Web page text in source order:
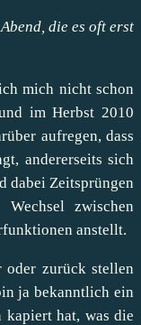
die es oft erst
mich nicht schon
imHerbst 2010
aufregen, dass
andererseits sich
dabei Zeitsprüngen
zwischen
anstellt.
zurück stellen
ja bekanntlich ein
hat, was die